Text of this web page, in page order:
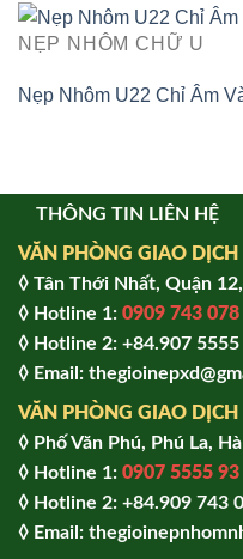
NẸP NHÔM CHỮ U
Nẹp Nhôm U22 Chỉ Âm
THÔNG TIN LIÊN HỆ
VĂN PHÒNG GIAO
◊ Tân Thới Nhất, Quận
◊ Hotline 1: 0909 743 078
◊ Hotline 2: +84.907 5555
◊ Email:
VĂN PHÒNG GIAO DỊCH
◊ Phố Văn Phú, Phú La,
◊ Hotline 1: 0907 5555 93
◊ Hot line 2: +84.909 743
◊ Email: